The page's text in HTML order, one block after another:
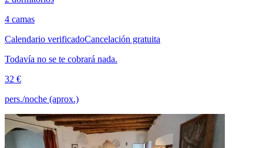
4 camas
Calendario verificadoCancelación gratuita
Todavía no se te cobrará nada.
32 €
pers./noche (aprox.)